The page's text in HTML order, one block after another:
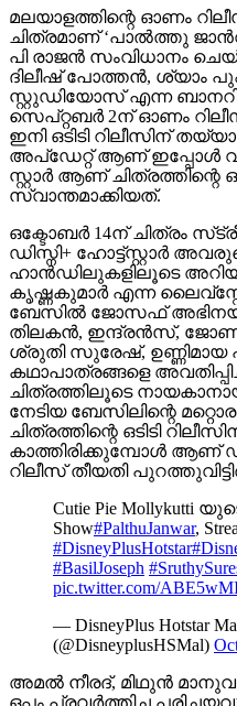
മലയാളത്തിന്റെ ഓണം
ചിത്രമാണ് ‘പാൽത്തു
പി രാജൻ സംവിധാനം
ദിലീഷ് പോത്തൻ, ശ്യാം
സ്റ്റുഡിയോസ് എന്ന
സെപ്റ്റബർ 2ന് ഓണം
ഇനി ഒടിടി റിലീസിന്
അപ്‌ഡേറ്റ് ആണ് ഇപ്പോൾ
സ്റ്റാർ ആണ് ചിത്രത്തിന്റെ
സ്വാന്തമാക്കിയത്.
ഒക്ടോബർ 14ന് ചിത്രം
ഡിസ്നി+ ഹോട്ട്സ്റ്റാർ
ഹാൻഡിലുകളിലൂടെ
കൃഷ്ണകുമാർ എന്ന
ബേസിൽ ജോസഫ്
തിലകൻ, ഇന്ദ്രൻസ്,
ശ്രുതി സുരേഷ്, ഉണ്ണിമായ
കഥാപാത്രങ്ങളെ
ചിത്രത്തിലൂടെ
നേടിയ ബേസിലിന്റെ
ചിത്രത്തിന്റെ ഒടിടി
കാത്തിരിക്കുമ്പോൾ ആണ്
റിലീസ് തീയതി
Cutie Pie Mollykutti
Show#PalthuJanwar,
#DisneyPlusHotstar
#BasilJoseph
pic.twitter.com/
— DisneyPlus Hotstar
(@DisneyplusHSMal)
അമൽ നീരദ്, മിഥുൻ
ഒപ്പം പ്രവർത്തിച്ച